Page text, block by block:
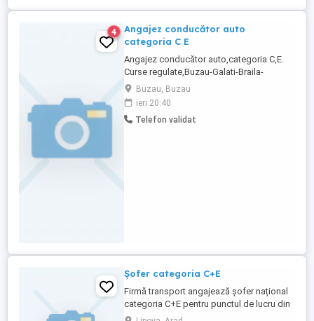
4
Angajez conducător auto
categoria C E
Angajez conducător auto,categoria C,E.
Curse regulate,Buzau-Galati-Braila-
Tecuci(regim de curierat).In fiecare seara
acasă.
Buzau, Buzau
ieri 20:40
Telefon validat
Șofer categoria C+E
Firmă transport angajează șofer național
categoria C+E pentru punctul de lucru din
zona Lipova -Timisoara transport